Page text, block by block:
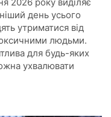
день усього
утриматися від
людьми.
для будь-яких
ухвалювати